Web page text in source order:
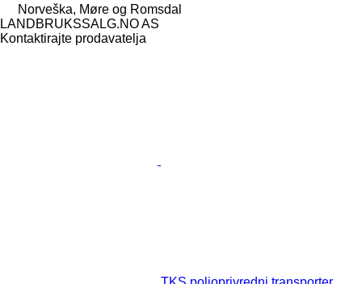
Norveška, Møre og Romsdal
LANDBRUKSSALG.NO AS
Kontaktirajte prodavatelja